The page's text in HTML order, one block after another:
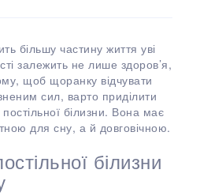
більшу частину життя уві
залежить не лише здоров’я,
щоб щоранку відчувати
сил, варто приділити
білизни. Вона має
для сну, а й довговічною.
білизни